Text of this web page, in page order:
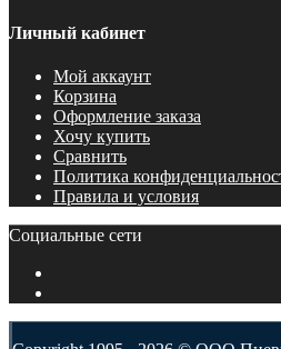
Личный кабинет
Мой аккаунт
Корзина
Оформление заказа
Хочу купить
Сравнить
Политика
Правила и условия
Социальные сети